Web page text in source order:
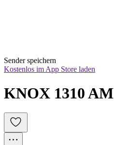
Sender speichern
Kostenlos im App Store laden
KNOX 1310 AM